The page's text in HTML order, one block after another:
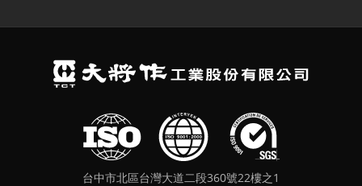
台中市北區台灣大道二段360號22樓之1